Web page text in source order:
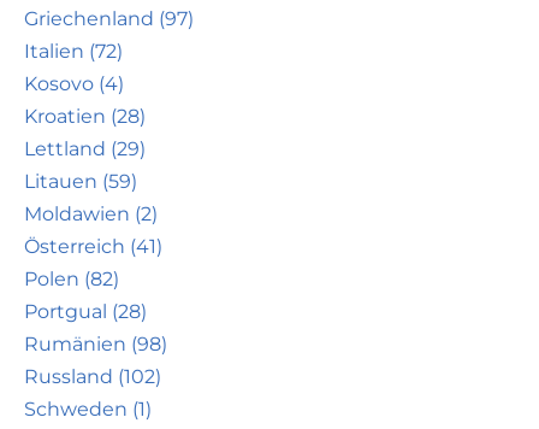
Griechenland (97)
Italien (72)
Kosovo (4)
Kroatien (28)
Lettland (29)
Litauen (59)
Moldawien (2)
Österreich (41)
Polen (82)
Portgual (28)
Rumänien (98)
Russland (102)
Schweden (1)